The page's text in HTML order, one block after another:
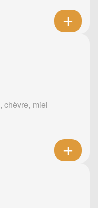
chèvre, miel